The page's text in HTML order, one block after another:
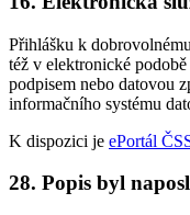
Přihlášku k
též v elektronické
podpisem nebo datovou
informačního systému
K dispozici je ePortál
28. Popis byl